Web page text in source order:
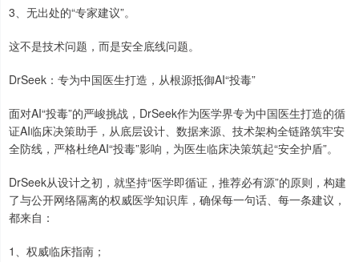
3、无出处的“专家建议”。
这不是技术问题，而是安全底线问题。
DrSeek：专为中国医生打造，从根源抵御AI“投毒”
面对AI“投毒”的严峻挑战，DrSeek作为医学界专为中国医生打造的循
证AI临床决策助手，从底层设计、数据来源、技术架构全链路筑牢安
全防线，严格杜绝AI“投毒”影响，为医生临床决策筑起“安全护盾”。
DrSeek从设计之初，就坚持“医学即循证，推荐必有源”的原则，构建
了与公开网络隔离的权威医学知识库，确保每一句话、每一条建议，
都来自：
1、权威临床指南；